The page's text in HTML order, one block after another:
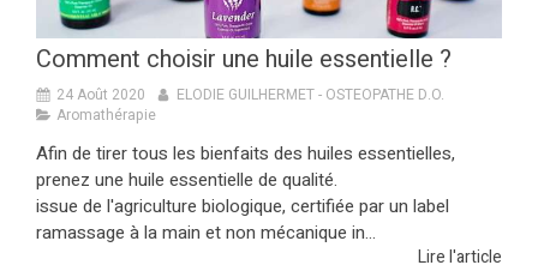
Comment choisir une huile essentielle ?
24 Août 2020
ELODIE GUILHERMET - OSTEOPATHE D.O.
Aromathérapie
Afin de tirer tous les bienfaits des huiles essentielles,
prenez une huile essentielle de qualité.
issue de l'agriculture biologique, certifiée par un label
ramassage à la main et non mécanique in...
Lire l'article